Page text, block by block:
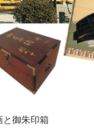
と御朱印箱